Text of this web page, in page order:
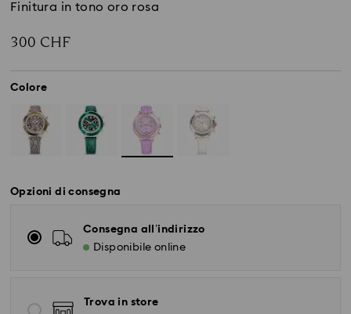
Finitura in tono oro rosa
300 CHF
Colore
Opzioni di consegna
Consegna all’indirizzo
Disponibile online
Trova in store